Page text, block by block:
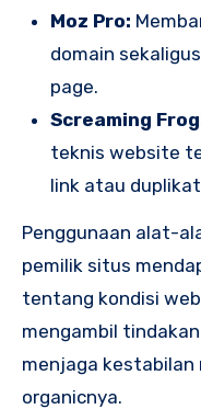
Moz Pro:
domain
page.
Screaming
teknis website
link atau
Penggunaan alat-
pemilik situs
tentang kondisi
mengambil
menjaga
organicnya.